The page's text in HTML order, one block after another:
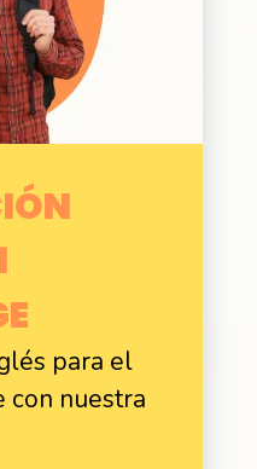
para el
con nuestra